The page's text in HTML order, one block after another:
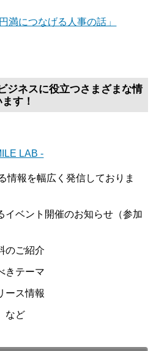
満につなげる人事の話」
ジネスに役立つさまざまな情
す！
LAB -
情報を幅広く発信しておりま
イベント開催のお知らせ（参加
のご紹介
きテーマ
ース情報
など